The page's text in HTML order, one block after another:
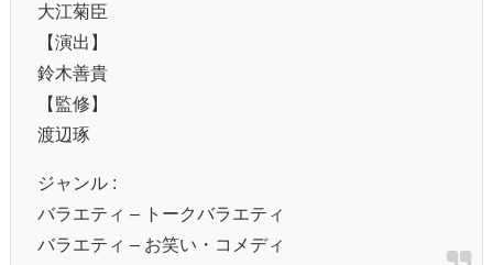
大江菊臣
【演出】
鈴木善貴
【監修】
渡辺琢
ジャンル :
バラエティ – トークバラエティ
バラエティ – お笑い・コメディ